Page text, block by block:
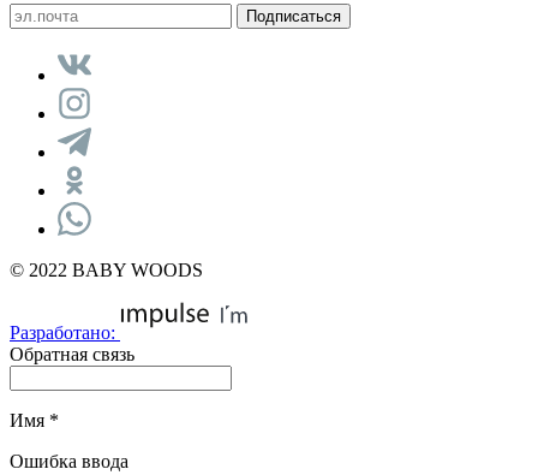
© 2022 BABY WOODS
Разработано:
Обратная связь
Имя *
Ошибка ввода